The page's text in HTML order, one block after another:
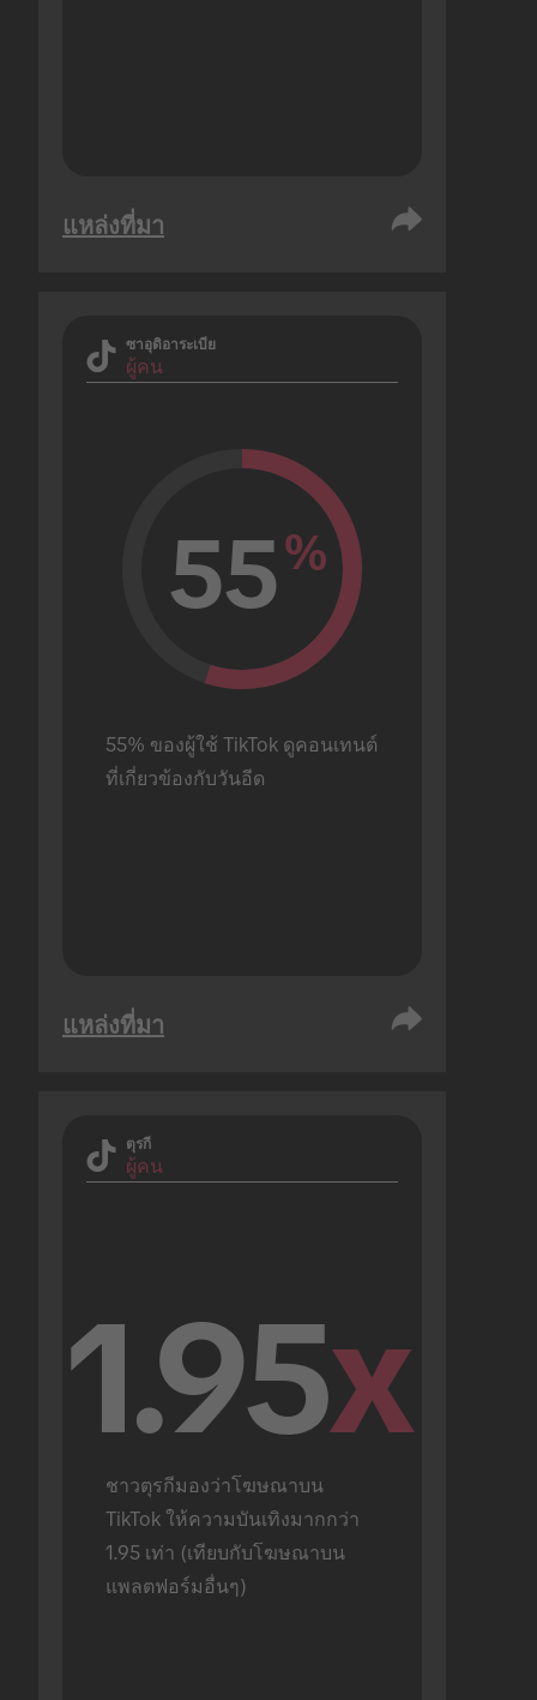
แหล่งที่มา
ซาอุดิอาระเบีย
ผู้คน
55%
55% ของผู้ใช้ TikTok ดูคอนเทนต์
ที่เกี่ยวข้องกับวันอีด
แหล่งที่มา
ตุรกี
ผู้คน
1.95x
ชาวตุรกีมองว่าโฆษณาบน
TikTok ให้ความบันเทิงมากกว่า
1.95 เท่า (เทียบกับโฆษณาบน
แพลตฟอร์มอื่นๆ)